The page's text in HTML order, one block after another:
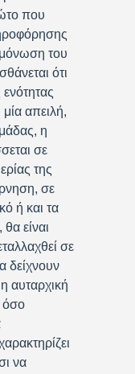
που
του
ότι
απειλή,
η
σε
της
σε
ή και τα
είναι
σε
δείχνουν
αυταρχική
όσο
να